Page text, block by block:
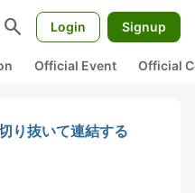
search Login Signup
Official Event Official
り抜いて連結する